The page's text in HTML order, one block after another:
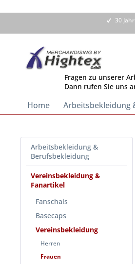
30
Fragen zu unserer
Dann rufen Sie uns
Home Arbeitsbekleidung
Arbeitsbekleidung &
Berufsbekleidung
Vereinsbekleidung &
Fanartikel
Fanschals
Basecaps
Vereinsbekleidung
Herren
Frauen